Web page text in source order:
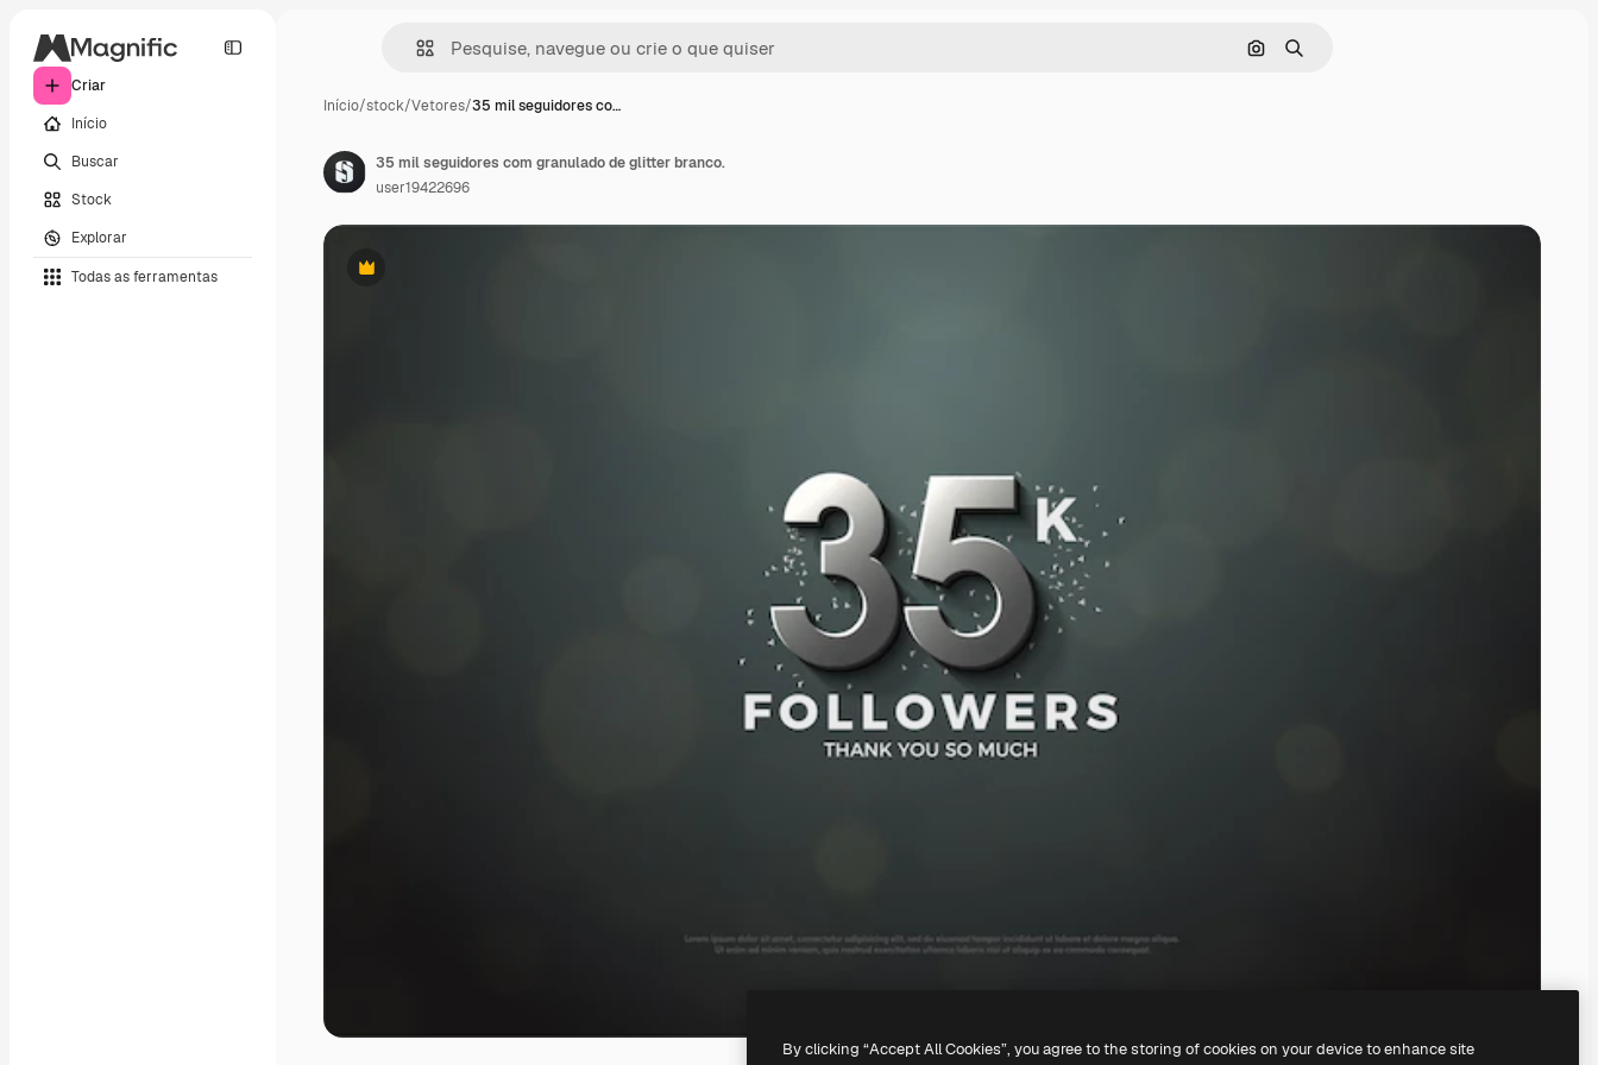
Criar
Início
Buscar
Stock
Explorar
Todas as ferramentas
Pesquisar por imagem
Buscar
Início/stock/Vetores/35 mil seguidores co…
Premium
35 mil seguidores com granulado de glitter branco.
user19422696
By clicking “Accept All Cookies”, you agree to the storing of cookies on your device to enhance site